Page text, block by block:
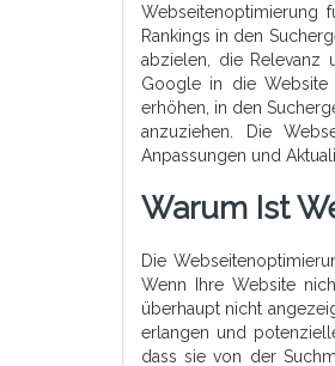
Webseitenoptimierung
Rankings in den
abzielen, die Relevanz
Google in die Website
erhöhen, in den
anzuziehen. Die
Anpassungen und
Warum Ist
Die
Wenn Ihre Website
überhaupt nicht
erlangen und
dass sie von der